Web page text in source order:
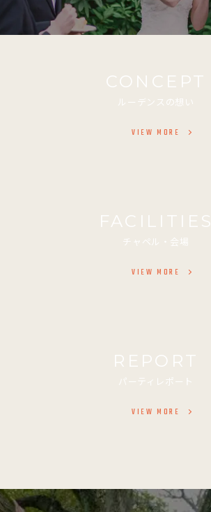
CONCEPT
ルーデンスの想い
VIEW MORE
FACILITIES
チャペル・会場
VIEW MORE
REPORT
パーティレポート
VIEW MORE